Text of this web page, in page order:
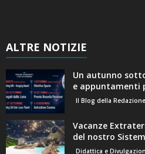
ALTRE NOTIZIE
Un autunno
e appuntamenti
Il Blog della Redazione
Vacanze
del nostro
Didattica e